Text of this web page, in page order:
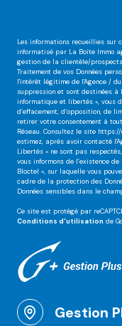
Les informations recueillies sur
informatisé par La Boite Immo
gestion de la clientèle/
Traitement de vos Données
l'intérêt légitime de l'Agence /
suppression et sont destinées à
informatique et libertés », vous
d’effacement, d’opposition, de
retirer votre consentement à
Réseau. Consultez le site
estimez, après avoir contacté
Libertés » ne sont pas
vous informons de l’existence
Bloctel », sur laquelle vous
cadre de la protection des
Données sensibles dans le
Ce site est protégé par
Conditions d'utilisation de
Gestion